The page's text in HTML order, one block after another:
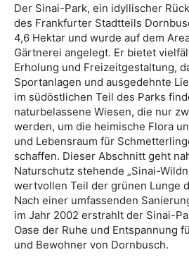
Der Sinai-Park, ein idyllischer
des Frankfurter Stadtteils
4,6 Hektar und wurde auf dem
Gärtnerei angelegt. Er bietet
Erholung und Freizeitgestaltung,
Sportanlagen und ausgedehnte
im südöstlichen Teil des Parks
naturbelassene Wiesen, die nur
werden, um die heimische Flora
und Lebensraum für
schaffen. Dieser Abschnitt geht
Naturschutz stehende „Sinai-
wertvollen Teil der grünen Lunge
Nach einer umfassenden
im Jahr 2002 erstrahlt der Sinai-
Oase der Ruhe und Entspannung
und Bewohner von Dornbusch.